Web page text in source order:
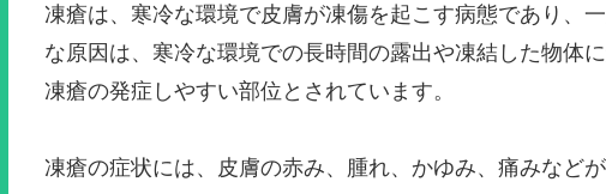
凍瘡は、寒冷な環境で皮膚が凍傷を起こす病態であり、
な原因は、寒冷な環境での長時間の露出や凍結した物体
凍瘡の発症しやすい部位とされています。
凍瘡の症状には、皮膚の赤み、腫れ、かゆみ、痛みなど